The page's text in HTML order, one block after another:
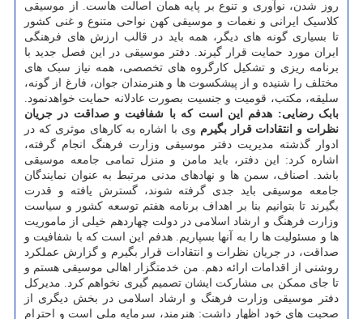
روز شدن، نوآوری و تنوع بر پایه همان اصالت هاست. از موسیقی
کلاسیک ایرانی و نغمات و موسیقی کهن نواحی متنوع و غنی کشور
تا بسیاری گونه های دیگر، همه باید در قالب ارزش های فرهنگی
ایران مورد حمایت قرار گیرند. دفتر موسیقی در این فصل جدید با
برنامه ریزی و تشکیل کارگروه های تخصصی، همه نیاز سبک های
مختلف را شنیده و از پیشکسوت ها و هنرمندان جوان، فارغ از گونه،
سلیقه، مکتب، قومیت و جنسیت بصورت عادلانه حمایت خواهدنمود.
بابک رضایی: هدفم این است که با شفافیت و صداقت در جریان
نظرات و انتقادات قرار بگیرم وی با اشاره به کارهای موثری که در
ادوار گذشته مدیریت دفتر موسیقی وزارت فرهنگ انجام گرفته،
اشاره کرد: این دفتر، باید مامن و منزل تمامی جامعه موسیقی
باشد. اصناف، سمن ها و نهادهای مدنی مرتبط به عنوان نمایندگان
جامعه موسیقی باید جدی گرفته شوند، گسترش یافته و قدرت
بگیرند تا بتوانیم بنا بر اهداف برنامه هفتم توسعه کشور و سیاست
وزارت فرهنگ و ارشاد اسلامی در دولت چهاردهم خیلی از ماموریت
ها و مسئولیت ها را به آنها بسپاریم. هدفم این است که با شفافیت و
صداقت، در جریان نظرات و انتقادات قرار بگیرم و گزارش عملکرد
روشنی از اقدامات ارائه دهم. من خدمتگزار اهالی موسیقی هستم و
تا جای ممکن بی مشارکت ایشان تصمیم گیری نخواهم کرد. مدیرکل
دفتر موسیقی وزارت فرهنگ و ارشاد اسلامی در بخش دیگری از
صحبت های خود اظهار داشت: هنرمند، سرمایه ملی است و احترام